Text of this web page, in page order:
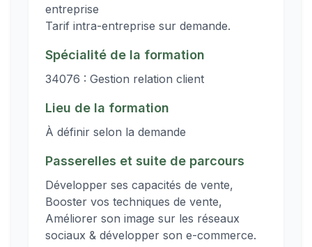
entreprise
Tarif intra-entreprise sur demande.
Spécialité de la formation
34076 : Gestion relation client
Lieu de la formation
À définir selon la demande
Passerelles et suite de parcours
Développer ses capacités de vente,
Booster vos techniques de vente,
Améliorer son image sur les réseaux
sociaux & développer son e-commerce.